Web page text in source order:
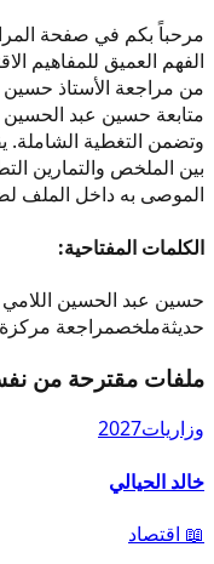
وتضمن التغطية الشاملة.
الموصى به داخل الملف
الكلمات المفتاحية:
حسين عبد الحسين اللامي
حديثةملخصمراجعة مركزة
ملفات مقترحة من
وزاريات2027
خالد الحيالي
📖 اقتصاد